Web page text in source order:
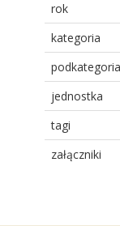
rok
kategoria
podkategoria
jednostka
tagi
załączniki